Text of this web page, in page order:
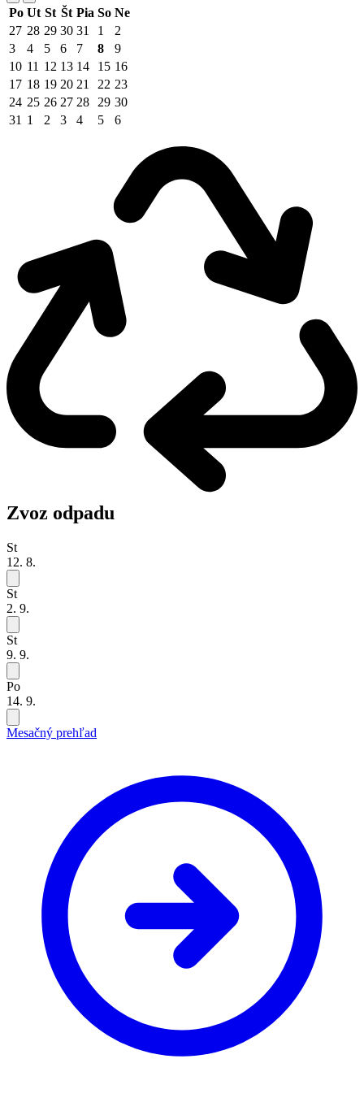
Po Ut St Št Pia So Ne
27 28 29 30 31 1
2
3
4 5 6 7 8
9
10 11 12 13 14 15 16
17 18 19 20 21 22 23
24 25 26 27 28 29 30
31 1 2 3 4 5 6
Zvoz odpadu
St
12. 8.
St
2. 9.
St
9. 9.
Po
14. 9.
Mesačný prehľad